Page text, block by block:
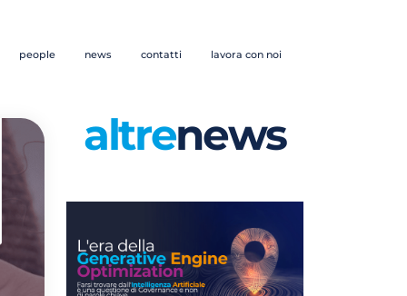
people news contatti lavora con noi
altrenews